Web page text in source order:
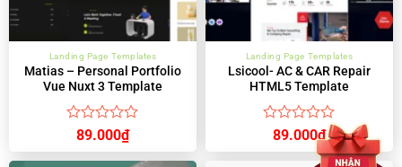
Landing Page Templates
Matias – Personal Portfolio
Vue Nuxt 3 Template
Được
hạng
89.000₫
Landing Page Templates
Lsicool- AC & CAR Repair
HTML5 Template
Được
89.000₫